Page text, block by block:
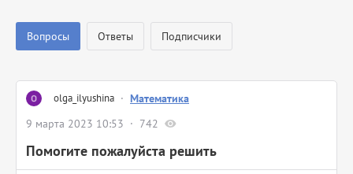
Вопросы Ответы Подписчики
olga_ilyushina · Математика
9 марта 2023 10:53
742
Помогите пожалуйста решить